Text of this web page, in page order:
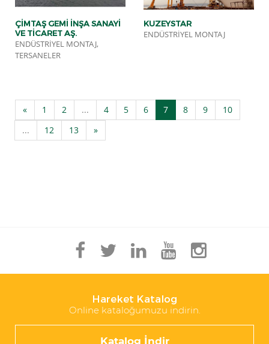
ÇİMTAŞ GEMİ İNŞA SANAYİ
VE TİCARET AŞ.
ENDÜSTRIYEL MONTAJ,
TERSANELER
KUZEYSTAR
ENDÜSTRIYEL MONTAJ
« 1 2 ... 4 5 6 7 8 9
10
...
12 13 »
Hareket Katalog
Online kataloğumuzu indirin.
Katalog İndir